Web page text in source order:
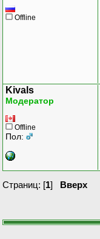
Offline
Kivals
Модератор
Offline
Пол:
Страниц: [1] Вверх